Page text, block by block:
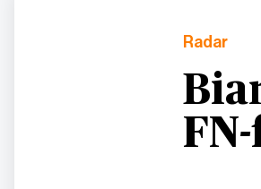
Radar